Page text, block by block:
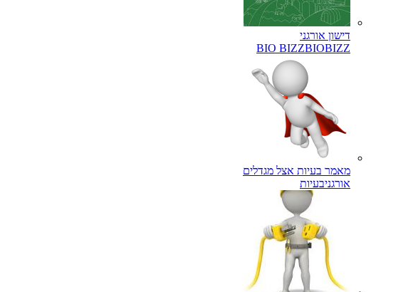
דישון אורגני
BIO BIZZBIOBIZZ
מאמר בעיות אצל מגדלים
אורגניבעיות